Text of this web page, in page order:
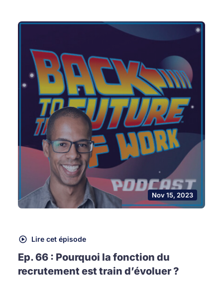
Nov 15, 2023
Lire cet épisode
Ep. 66 : Pourquoi la fonction du
recrutement est train d’évoluer ?